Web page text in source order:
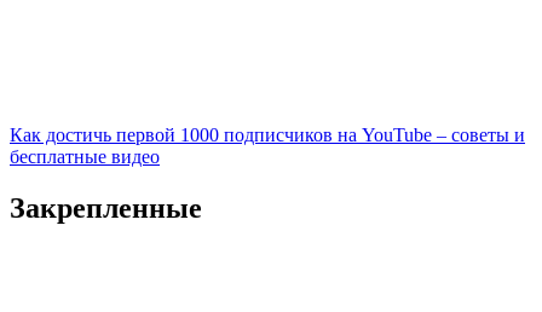
Как достичь первой 1000 подписчиков на YouTube – советы и
бесплатные видео
Закрепленные